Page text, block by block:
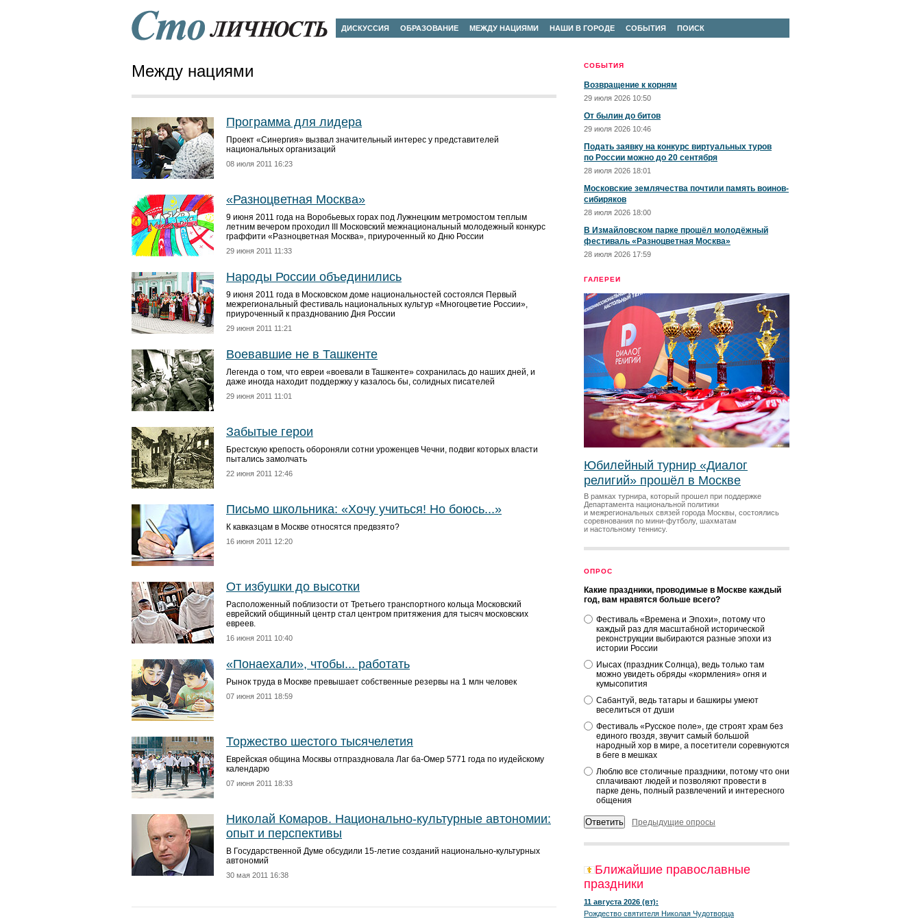
ДИСКУССИЯ ОБРАЗОВАНИЕ МЕЖДУ НАЦИЯМИ НАШИ В ГОРОДЕ СОБЫТИЯ ПОИСК
СОБЫТИЯ
Возвращение к корням
29 июля 2026 10:50
От былин до битов
29 июля 2026 10:46
Подать заявку на конкурс виртуальных туров
по России можно до 20 сентября
28 июля 2026 18:01
Московские землячества почтили память воинов-
сибиряков
28 июля 2026 18:00
В Измайловском парке прошёл молодёжный
фестиваль «Разноцветная Москва»
28 июля 2026 17:59
ГАЛЕРЕИ
Юбилейный турнир «Диалог
религий» прошёл в Москве
В рамках турнира, который прошел при поддержке
Департамента национальной политики
и межрегиональных связей города Москвы, состоялись
соревнования по мини-футболу, шахматам
и настольному теннису.
ОПРОС
Какие праздники, проводимые в Москве каждый
год, вам нравятся больше всего?
Фестиваль «Времена и Эпохи», потому что
каждый раз для масштабной исторической
реконструкции выбираются разные эпохи из
истории России
Иысах (праздник Солнца), ведь только там
можно увидеть обряды «кормления» огня и
кумысопития
Сабантуй, ведь татары и башкиры умеют
веселиться от души
Фестиваль «Русское поле», где строят храм без
единого гвоздя, звучит самый большой
народный хор в мире, а посетители соревнуются
в беге в мешках
Люблю все столичные праздники, потому что они
сплачивают людей и позволяют провести в
парке день, полный развлечений и интересного
общения
Предыдущие опросы
Ближайшие православные
праздники
11 августа 2026 (вт):
Рождество святителя Николая Чудотворца
Между нациями
Программа для лидера
Проект «Синергия» вызвал значительный интерес у представителей
национальных организаций
08 июля 2011 16:23
«Разноцветная Москва»
9 июня 2011 года на Воробьевых горах под Лужнецким метромостом теплым
летним вечером проходил III Московский межнациональный молодежный конкурс
граффити «Разноцветная Москва», приуроченный ко Дню России
29 июня 2011 11:33
Народы России объединились
9 июня 2011 года в Московском доме национальностей состоялся Первый
межрегиональный фестиваль национальных культур «Многоцветие России»,
приуроченный к празднованию Дня России
29 июня 2011 11:21
Воевавшие не в Ташкенте
Легенда о том, что евреи «воевали в Ташкенте» сохранилась до наших дней, и
даже иногда находит поддержку у казалось бы, солидных писателей
29 июня 2011 11:01
Забытые герои
Брестскую крепость обороняли сотни уроженцев Чечни, подвиг которых власти
пытались замолчать
22 июня 2011 12:46
Письмо школьника: «Хочу учиться! Но боюсь...»
К кавказцам в Москве относятся предвзято?
16 июня 2011 12:20
От избушки до высотки
Расположенный поблизости от Третьего транспортного кольца Московский
еврейский общинный центр стал центром притяжения для тысяч московских
евреев.
16 июня 2011 10:40
«Понаехали», чтобы... работать
Рынок труда в Москве превышает собственные резервы на 1 млн человек
07 июня 2011 18:59
Торжество шестого тысячелетия
Еврейская община Москвы отпраздновала Лаг ба-Омер 5771 года по иудейскому
календарю
07 июня 2011 18:33
Николай Комаров. Национально-культурные автономии:
опыт и перспективы
В Государственной Думе обсудили 15-летие созданий национально-культурных
автономий
30 мая 2011 16:38